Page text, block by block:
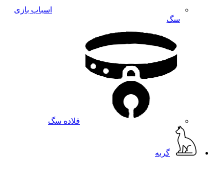
اسباب بازی
سگ
قلاده سگ
گربه